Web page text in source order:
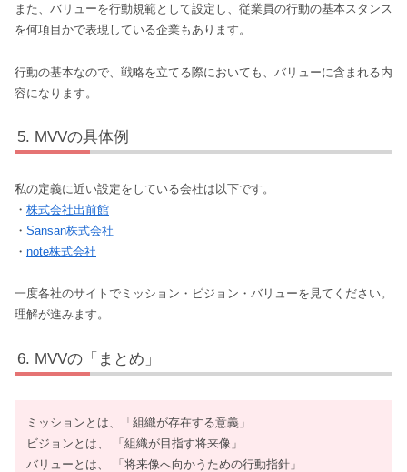
また、バリューを行動規範として設定し、従業員の行動の基本スタンス
を何項目かで表現している企業もあります。
行動の基本なので、戦略を立てる際においても、バリューに含まれる内
容になります。
MVVの具体例
私の定義に近い設定をしている会社は以下です。
・ 株式会社出前館
・ Sansan株式会社
・ note株式会社
一度各社のサイトでミッション・ビジョン・バリューを見てください。
理解が進みます。
MVVの「まとめ」
ミッションとは、「組織が存在する意義」
ビジョンとは、 「組織が目指す将来像」
バリューとは、 「将来像へ向かうための行動指針」